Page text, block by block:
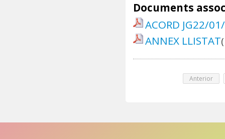
Documents
ACORD JG22/
ANNEX LLISTAT
Anterior